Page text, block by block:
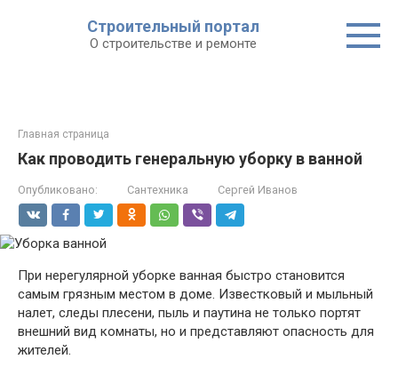
Строительный портал
О строительстве и ремонте
Главная страница
Как проводить генеральную уборку в ванной
Опубликовано: Сантехника Сергей Иванов
При нерегулярной уборке ванная быстро становится
самым грязным местом в доме. Известковый и мыльный
налет, следы плесени, пыль и паутина не только портят
внешний вид комнаты, но и представляют опасность для
жителей.